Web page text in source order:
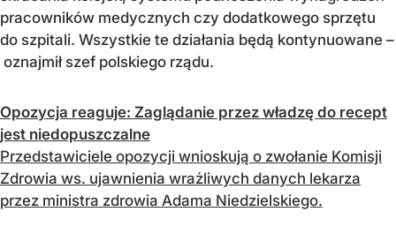
pracowników medycznych czy dodatkowego sprzętu
do szpitali. Wszystkie te działania będą kontynuowane –
oznajmił szef polskiego rządu.
Opozycja reaguje: Zaglądanie przez władzę do recept
jest niedopuszczalne
Przedstawiciele opozycji wnioskują o zwołanie Komisji
Zdrowia ws. ujawnienia wrażliwych danych lekarza
przez ministra zdrowia Adama Niedzielskiego.